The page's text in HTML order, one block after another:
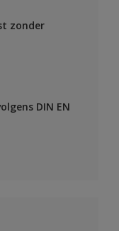
zonder
DIN EN